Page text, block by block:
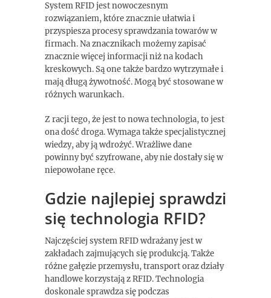
System RFID jest nowoczesnym
rozwiązaniem, które znacznie ułatwia i
przyspiesza procesy sprawdzania towarów w
firmach. Na znacznikach możemy zapisać
znacznie więcej informacji niż na kodach
kreskowych. Są one także bardzo wytrzymałe i
mają długą żywotność. Mogą być stosowane w
różnych warunkach.
Z racji tego, że jest to nowa technologia, to jest
ona dość droga. Wymaga także specjalistycznej
wiedzy, aby ją wdrożyć. Wrażliwe dane
powinny być szyfrowane, aby nie dostały się w
niepowołane ręce.
Gdzie najlepiej sprawdzi
się technologia RFID?
Najczęściej system RFID wdrażany jest w
zakładach zajmujących się produkcją. Także
różne gałęzie przemysłu, transport oraz działy
handlowe korzystają z RFID. Technologia
doskonale sprawdza się podczas